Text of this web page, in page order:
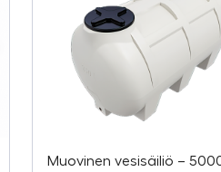
Muovinen vesisäiliö –